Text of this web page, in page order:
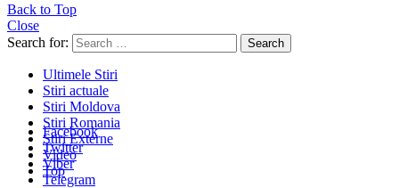
Back to Top
Close
Search for:
Search
Ultimele Stiri
Stiri actuale
Stiri Moldova
Stiri Romania
Stiri Externe
Video
Top
Facebook
Twitter
Viber
Telegram